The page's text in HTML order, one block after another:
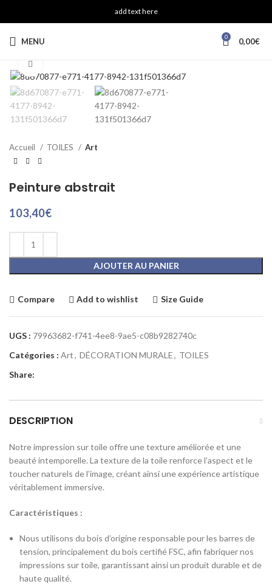
add text here
MENU 0 0,00€
Accueil TOILES Art
Peinture abstrait
103,40€
AJOUTER AU PANIER
Compare Add to wishlist Size Guide
UGS : 79963682-f741-4ee8-9ae5-c08b9282740c
Catégories : Art, DÉCORATION MURALE, TOILES
Share:
DESCRIPTION
Notre impression sur toile offre une texture améliorée et une
beauté intemporelle. La texture de la toile renforce l’aspect et le
toucher naturels de l’image, créant ainsi une expérience artistique
véritablement immersive.
Caractéristiques :
Nous utilisons du bois d’origine responsable pour les barres de
tension, principalement du bois certifié FSC, afin fabriquer nos
impressions sur toile, garantissant ainsi un produit durable et de
haute qualité.